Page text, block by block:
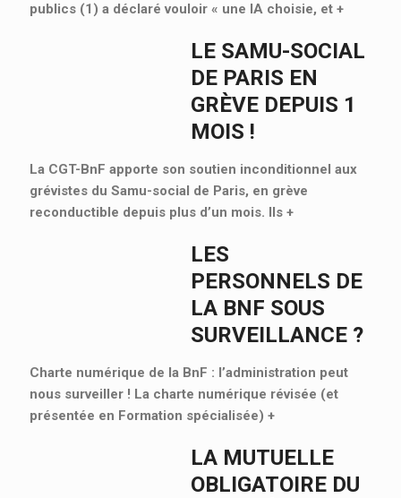
publics (1) a déclaré vouloir « une IA choisie, et +
LE SAMU-SOCIAL
DE PARIS EN
GRÈVE DEPUIS 1
MOIS !
La CGT-BnF apporte son soutien inconditionnel aux
grévistes du Samu-social de Paris, en grève
reconductible depuis plus d’un mois. Ils +
LES
PERSONNELS DE
LA BNF SOUS
SURVEILLANCE ?
Charte numérique de la BnF : l’administration peut
nous surveiller ! La charte numérique révisée (et
présentée en Formation spécialisée) +
LA MUTUELLE
OBLIGATOIRE DU